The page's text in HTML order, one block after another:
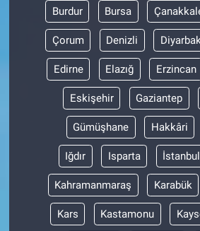
Burdur Bursa
Çorum Denizli
Edirne Elazığ Erzincan
Eskişehir Gaziantep
Gümüşhane Hakkâri
Iğdır Isparta İstanbul
Kahramanmaraş Karabük
Kars Kastamonu
Kimdir
Koronavirüs
Kültür Sanat
Ne demişti
Nedir
Popüler